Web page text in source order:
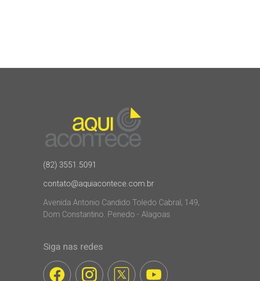
(82) 3551.5091
contato@aquiacontece.com.br
Avenida Antonio Candido Toledo Cabral, 149,
Dom Constantino. Penedo - Alagoas
Siga nas redes